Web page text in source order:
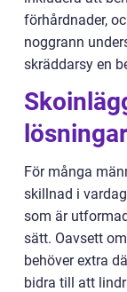
förhårdnader,
noggrann
skräddarsy en
lösningar
För många
skillnad i
som är
sätt. Oavsett
behöver extra
bidra till att